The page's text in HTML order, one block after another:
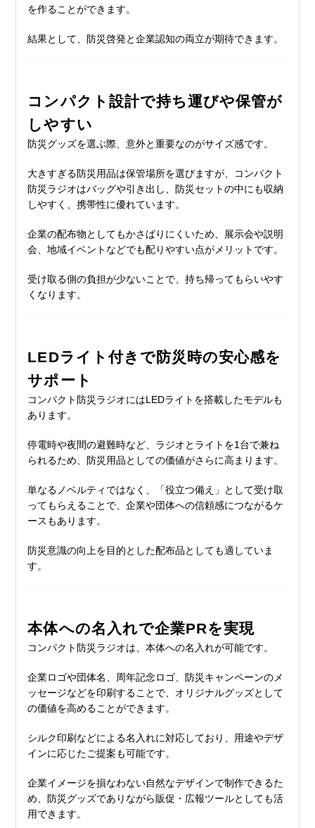
を作ることができます。
結果として、防災啓発と企業認知の両立が期待できます。
コンパクト設計で持ち運びや保管が
しやすい
防災グッズを選ぶ際、意外と重要なのがサイズ感です。
大きすぎる防災用品は保管場所を選びますが、コンパクト
防災ラジオはバッグや引き出し、防災セットの中にも収納
しやすく、携帯性に優れています。
企業の配布物としてもかさばりにくいため、展示会や説明
会、地域イベントなどでも配りやすい点がメリットです。
受け取る側の負担が少ないことで、持ち帰ってもらいやす
くなります。
LEDライト付きで防災時の安心感を
サポート
コンパクト防災ラジオにはLEDライトを搭載したモデルも
あります。
停電時や夜間の避難時など、ラジオとライトを1台で兼ね
られるため、防災用品としての価値がさらに高まります。
単なるノベルティではなく、「役立つ備え」として受け取
ってもらえることで、企業や団体への信頼感につながるケ
ースもあります。
防災意識の向上を目的とした配布品としても適していま
す。
本体への名入れで企業PRを実現
コンパクト防災ラジオは、本体への名入れが可能です。
企業ロゴや団体名、周年記念ロゴ、防災キャンペーンのメ
ッセージなどを印刷することで、オリジナルグッズとして
の価値を高めることができます。
シルク印刷などによる名入れに対応しており、用途やデザ
インに応じたご提案も可能です。
企業イメージを損なわない自然なデザインで制作できるた
め、防災グッズでありながら販促・広報ツールとしても活
用できます。